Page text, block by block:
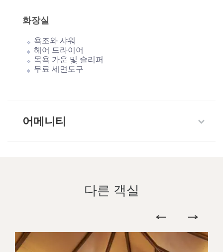
화장실
욕조와 샤워
헤어 드라이어
목욕 가운 및 슬리퍼
무료 세면도구
어메니티
다른 객실